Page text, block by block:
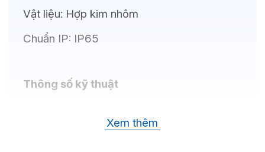
Vật liệu: Hợp kim nhôm
Chuẩn IP: IP65
Thông số kỹ thuật
Xanh dương, Xanh lá, Đỏ,
Xem thêm